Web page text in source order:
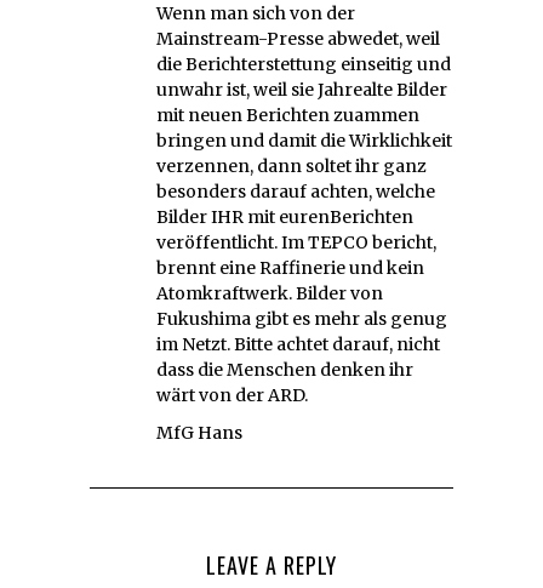
Wenn man sich von der
Mainstream-Presse abwedet, weil
die Berichterstettung einseitig und
unwahr ist, weil sie Jahrealte Bilder
mit neuen Berichten zuammen
bringen und damit die Wirklichkeit
verzennen, dann soltet ihr ganz
besonders darauf achten, welche
Bilder IHR mit eurenBerichten
veröffentlicht. Im TEPCO bericht,
brennt eine Raffinerie und kein
Atomkraftwerk. Bilder von
Fukushima gibt es mehr als genug
im Netzt. Bitte achtet darauf, nicht
dass die Menschen denken ihr
wärt von der ARD.
MfG Hans
LEAVE A REPLY